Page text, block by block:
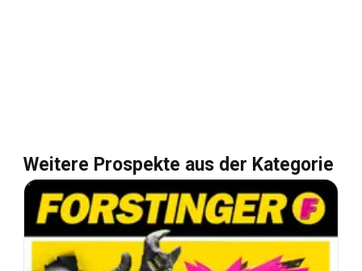
Weitere Prospekte aus der Kategorie